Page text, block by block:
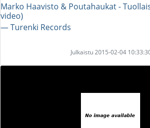
Marko Haavisto & Poutahaukat -
video)
― Turenki Records
Julkaistu 2015-02-04